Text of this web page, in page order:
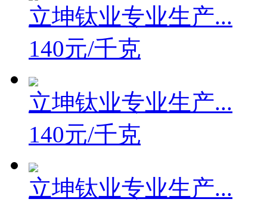
立坤钛业专业生产...
140元/千克
立坤钛业专业生产...
140元/千克
立坤钛业专业生产...